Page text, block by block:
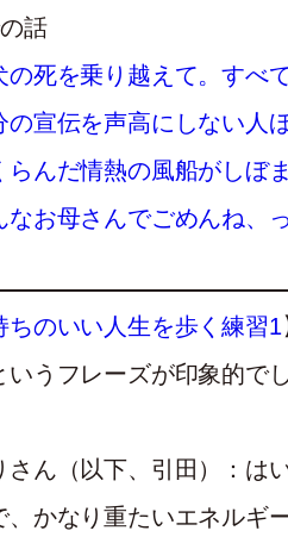
話
の死を乗り越えて。すべ
の宣伝を声高にしない人
らんだ情熱の風船がしぼ
なお母さんでごめんね、
ちのいい人生を歩く練習1
うフレーズが印象的でし
さん（以下、引田）： は
、かなり重たいエネルギ